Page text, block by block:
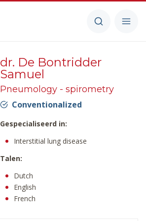
dr. De Bontridder
Samuel
Pneumology - spirometry
Conventionalized
Gespecialiseerd in:
Interstitial lung disease
Talen:
Dutch
English
French